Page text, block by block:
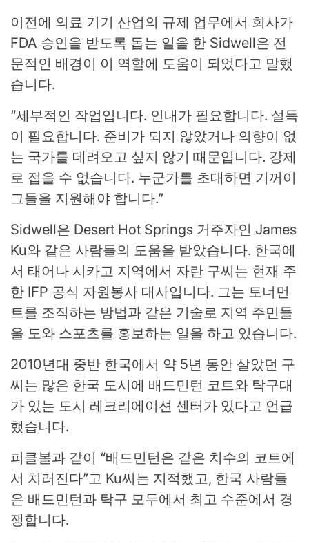
이전에 의료 기기 산업의 규제 업무에서 회사가
FDA 승인을 받도록 돕는 일을 한 Sidwell은 전
문적인 배경이 이 역할에 도움이 되었다고 말했
습니다.
“세부적인 작업입니다. 인내가 필요합니다. 설득
이 필요합니다. 준비가 되지 않았거나 의향이 없
는 국가를 데려오고 싶지 않기 때문입니다. 강제
로 접을 수 없습니다. 누군가를 초대하면 기꺼이
그들을 지원해야 합니다.”
Sidwell은 Desert Hot Springs 거주자인 James
Ku와 같은 사람들의 도움을 받았습니다. 한국에
서 태어나 시카고 지역에서 자란 구씨는 현재 주
한 IFP 공식 자원봉사 대사입니다. 그는 토너먼
트를 조직하는 방법과 같은 기술로 지역 주민들
을 도와 스포츠를 홍보하는 일을 하고 있습니다.
2010년대 중반 한국에서 약 5년 동안 살았던 구
씨는 많은 한국 도시에 배드민턴 코트와 탁구대
가 있는 도시 레크리에이션 센터가 있다고 언급
했습니다.
피클볼과 같이 “배드민턴은 같은 치수의 코트에
서 치러진다”고 Ku씨는 지적했고, 한국 사람들
은 배드민턴과 탁구 모두에서 최고 수준에서 경
쟁합니다.